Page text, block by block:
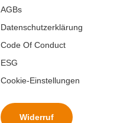
AGBs
Datenschutzerklärung
Code Of Conduct
ESG
Cookie-Einstellungen
Widerruf